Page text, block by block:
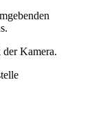
Kamera.